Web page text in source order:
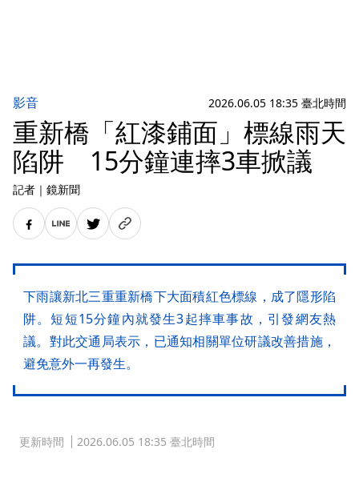
影音 2026.06.05 18:35 臺北時間
重新橋「紅漆鋪面」標線雨天
陷阱 15分鐘連摔3車掀議
記者 ｜ 鏡新聞
下雨讓新北三重重新橋下大面積紅色標線，成了隱形陷
阱。短短15分鐘內就發生3起摔車事故，引發網友熱
議。對此交通局表示，已通知相關單位研議改善措施，
避免意外一再發生。
更新時間 2026.06.05 18:35 臺北時間